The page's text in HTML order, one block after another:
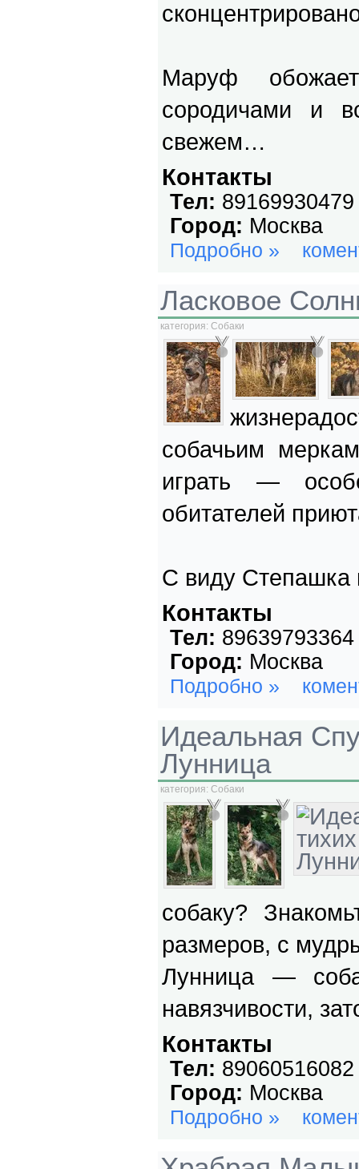
Маруф
сородичами и
свежем…
Контакты
Тел: 89169930479
Город: Москва
Подробно »
Ласковое
категория: Собаки
собачьим
играть —
обитателей
С виду Степашка
Контакты
Тел: 89639793364
Город: Москва
Подробно »
Идеальная
Лунница
категория: Собаки
собаку?
размеров, с
Лунница —
навязчивости,
Контакты
Тел: 89060516082
Город: Москва
Подробно »